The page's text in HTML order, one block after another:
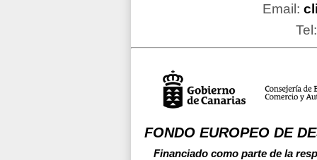
Email:
FONDO EUROPEO DE
Financiado como parte de la